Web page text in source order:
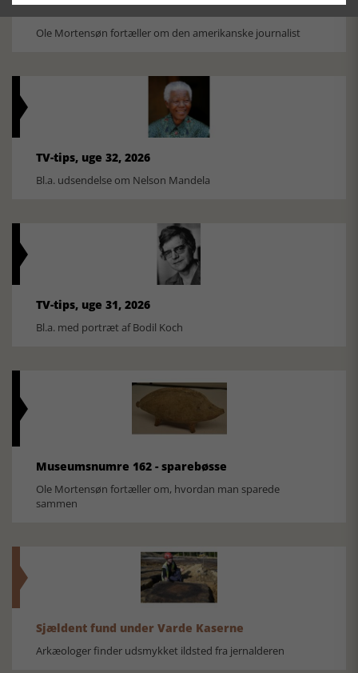
Ole Mortensøn fortæller om den amerikanske journalist
TV-tips, uge 32, 2026
Bl.a. udsendelse om Nelson Mandela
TV-tips, uge 31, 2026
Bl.a. med portræt af Bodil Koch
Museumsnumre 162 - sparebøsse
Ole Mortensøn fortæller om, hvordan man sparede
sammen
Sjældent fund under Varde Kaserne
Arkæologer finder udsmykket ildsted fra jernalderen